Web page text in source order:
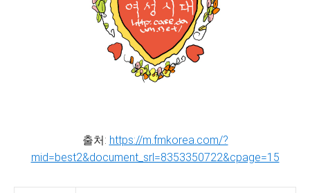
출처: https://m.fmkorea.com/?
mid=best2&document_srl=8353350722&cpage=15